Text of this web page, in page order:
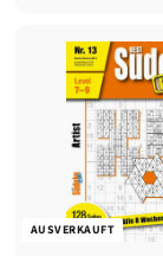
5
0
AUSVERKAUFT